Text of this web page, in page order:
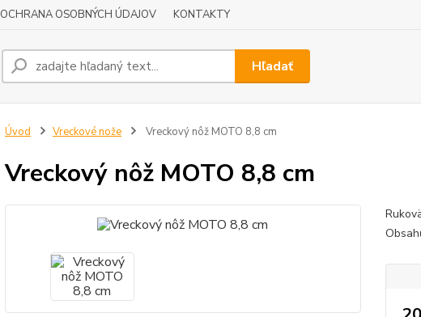
OCHRANA OSOBNÝCH ÚDAJOV KONTAKTY
Hľadať
Úvod Vreckové nože Vreckový nôž MOTO 8,8 cm
Vreckový nôž MOTO 8,8 cm